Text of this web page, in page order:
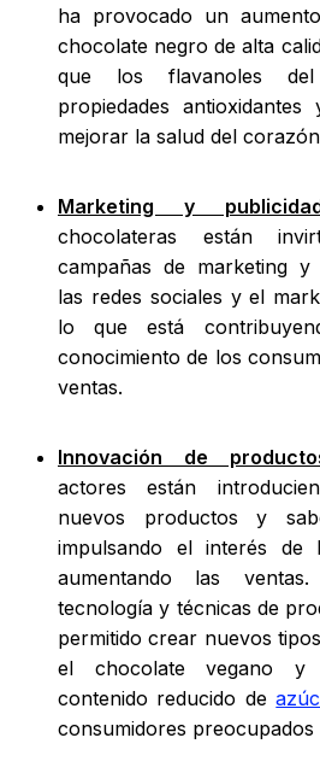
ha provocado un
chocolate negro de alta
que los flavanoles del
propiedades
mejorar la salud del
Marketing y
chocolateras están
campañas de marketing y
las redes sociales y el
lo que está
conocimiento de los
ventas.
Innovación de
actores están
nuevos productos y
impulsando el interés de
aumentando las
tecnología y técnicas de
permitido crear nuevos
el chocolate vegano
contenido reducido de
consumidores preocupados